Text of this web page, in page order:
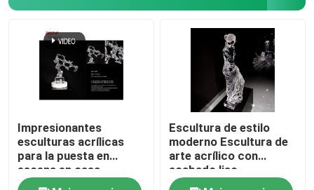
Impresionantes
esculturas acrílicas
para la puesta en
escena en casa
Escultura de estilo
moderno Escultura de
arte acrílico con
acabado liso